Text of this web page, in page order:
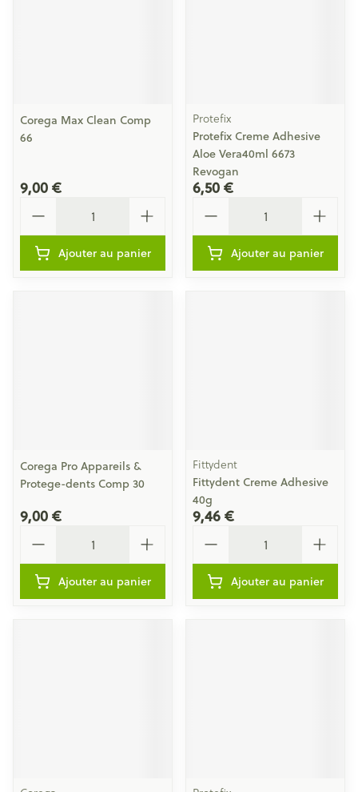
Corega Max Clean Comp
66
9,00 €
Ajouter au panier
Protefix
Protefix Creme Adhesive
Aloe Vera40ml 6673
Revogan
6,50 €
Ajouter au panier
Corega Pro Appareils &
Protege-dents Comp 30
9,00 €
Ajouter au panier
Fittydent
Fittydent Creme Adhesive
40g
9,46 €
Ajouter au panier